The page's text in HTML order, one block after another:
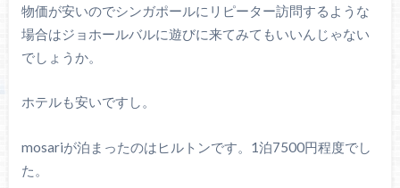
物価が安いのでシンガポールにリピーター訪問するような
場合はジョホールバルに遊びに来てみてもいいんじゃない
でしょうか。
ホテルも安いですし。
mosariが泊まったのはヒルトンです。1泊7500円程度でし
た。